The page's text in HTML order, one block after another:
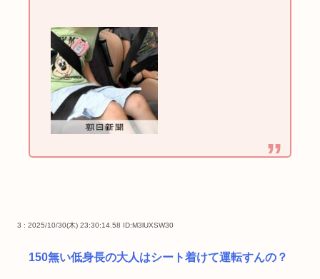
3 : 2025/10/30(木) 23:30:14.58 ID:M3lUXSW30
150無い低身長の大人はシート着けて運転すんの？